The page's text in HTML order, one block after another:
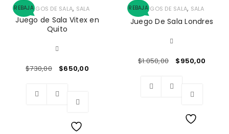
REBAJAJUEGOS DE SALA, SALA
Juego de Sala Vitex en
Quito
$730,00 $650,00
REBAJAJUEGOS DE SALA, SALA
Juego De Sala Londres
$1.050,00 $950,00